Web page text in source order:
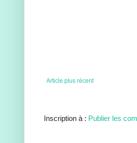
Article plus récent
Inscription à : Publier les